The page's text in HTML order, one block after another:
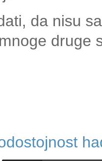
da nisu
druge